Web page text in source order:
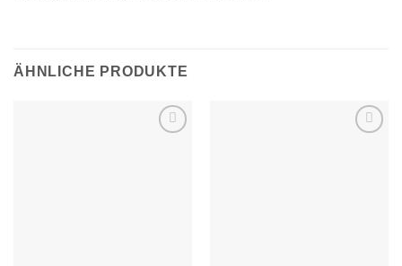
ÄHNLICHE PRODUKTE